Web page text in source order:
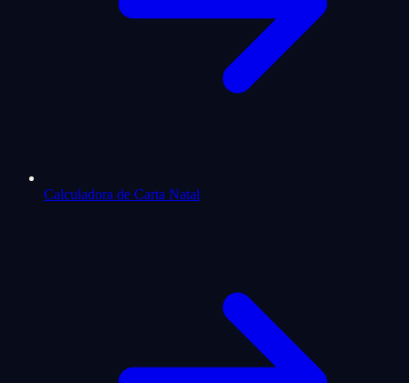
Calculadora de Carta Natal